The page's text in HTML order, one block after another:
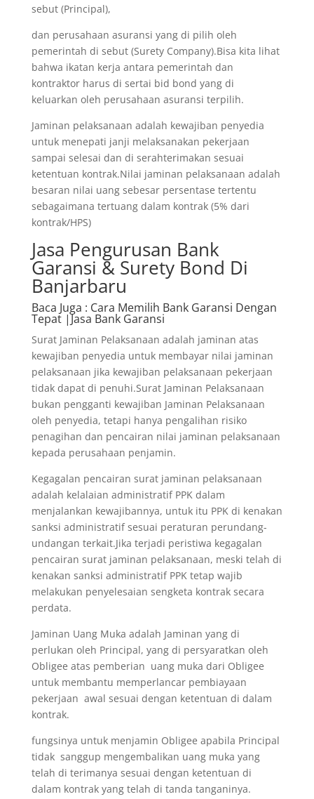
sebut (Principal),
dan perusahaan asuransi yang di pilih oleh
pemerintah di sebut (Surety Company).Bisa kita lihat
bahwa ikatan kerja antara pemerintah dan
kontraktor harus di sertai bid bond yang di
keluarkan oleh perusahaan asuransi terpilih.
Jaminan pelaksanaan adalah kewajiban penyedia
untuk menepati janji melaksanakan pekerjaan
sampai selesai dan di serahterimakan sesuai
ketentuan kontrak.Nilai jaminan pelaksanaan adalah
besaran nilai uang sebesar persentase tertentu
sebagaimana tertuang dalam kontrak (5% dari
kontrak/HPS)
Jasa Pengurusan Bank
Garansi & Surety Bond Di
Banjarbaru
Baca Juga : Cara Memilih Bank Garansi Dengan
Tepat |Jasa Bank Garansi
Surat Jaminan Pelaksanaan adalah jaminan atas
kewajiban penyedia untuk membayar nilai jaminan
pelaksanaan jika kewajiban pelaksanaan pekerjaan
tidak dapat di penuhi.Surat Jaminan Pelaksanaan
bukan pengganti kewajiban Jaminan Pelaksanaan
oleh penyedia, tetapi hanya pengalihan risiko
penagihan dan pencairan nilai jaminan pelaksanaan
kepada perusahaan penjamin.
Kegagalan pencairan surat jaminan pelaksanaan
adalah kelalaian administratif PPK dalam
menjalankan kewajibannya, untuk itu PPK di kenakan
sanksi administratif sesuai peraturan perundang-
undangan terkait.Jika terjadi peristiwa kegagalan
pencairan surat jaminan pelaksanaan, meski telah di
kenakan sanksi administratif PPK tetap wajib
melakukan penyelesaian sengketa kontrak secara
perdata.
Jaminan Uang Muka adalah Jaminan yang di
perlukan oleh Principal, yang di persyaratkan oleh
Obligee atas pemberian uang muka dari Obligee
untuk membantu memperlancar pembiayaan
pekerjaan awal sesuai dengan ketentuan di dalam
kontrak.
fungsinya untuk menjamin Obligee apabila Principal
tidak sanggup mengembalikan uang muka yang
telah di terimanya sesuai dengan ketentuan di
dalam kontrak yang telah di tanda tanganinya.